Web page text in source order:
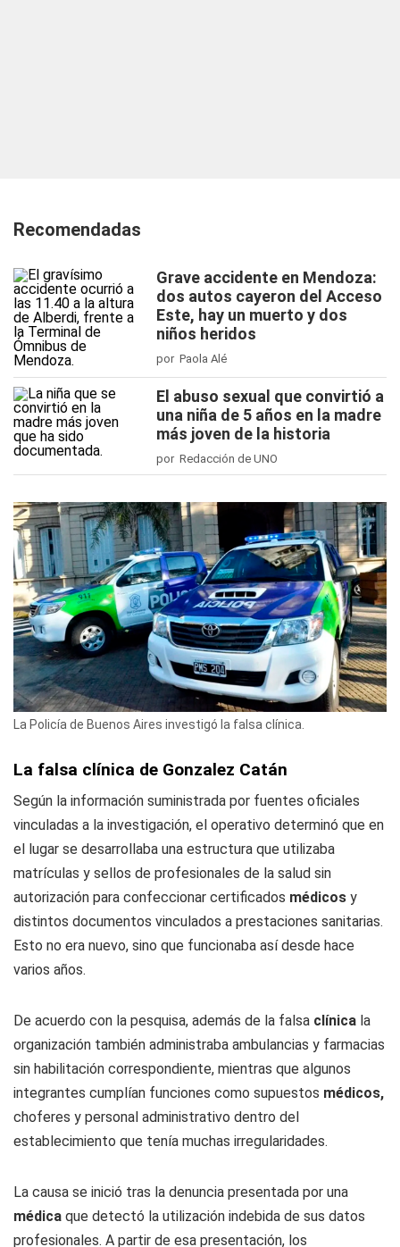
Recomendadas
Grave accidente en Mendoza:
dos autos cayeron del Acceso
Este, hay un muerto y dos
niños heridos
por Paola Alé
El abuso sexual que convirtió a
una niña de 5 años en la madre
más joven de la historia
por Redacción de UNO
La Policía de Buenos Aires investigó la falsa clínica.
La falsa clínica de Gonzalez Catán
Según la información suministrada por fuentes oficiales
vinculadas a la investigación, el operativo determinó que en
el lugar se desarrollaba una estructura que utilizaba
matrículas y sellos de profesionales de la salud sin
autorización para confeccionar certificados médicos y
distintos documentos vinculados a prestaciones sanitarias.
Esto no era nuevo, sino que funcionaba así desde hace
varios años.
De acuerdo con la pesquisa, además de la falsa clínica la
organización también administraba ambulancias y farmacias
sin habilitación correspondiente, mientras que algunos
integrantes cumplían funciones como supuestos médicos,
choferes y personal administrativo dentro del
establecimiento que tenía muchas irregularidades.
La causa se inició tras la denuncia presentada por una
médica que detectó la utilización indebida de sus datos
profesionales. A partir de esa presentación, los